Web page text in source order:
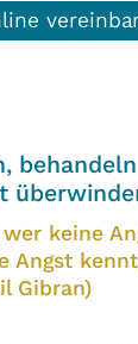
keine
Angst
Gibran)